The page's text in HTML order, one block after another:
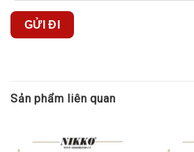
Sản phẩm liên quan